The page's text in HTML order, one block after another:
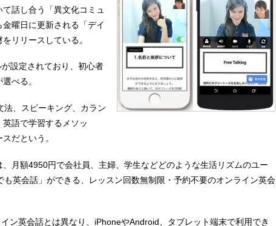
話し合う「異文化コミュ
曜日に更新される「デイ
リリースしている。
設定されており、初心者
べる。
法、スピーキング、カラン
語で学習するメソッ
だという。
、月額4950円で会社員、主婦、学生などどのような生活リズムのユー
英会話」ができる、レッスン回数無制限・予約不要のオンライン英会
ン英会話とは異なり、iPhoneやAndroid、タブレット端末で利用でき